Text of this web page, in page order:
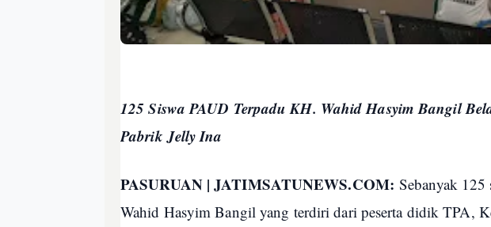
125 Siswa PAUD Terpadu KH. Wahid Hasyim Bangil
Pabrik Jelly Ina
PASURUAN | JATIMSATUNEWS.COM: Sebanyak
Wahid Hasyim Bangil yang terdiri dari peserta didik TPA,